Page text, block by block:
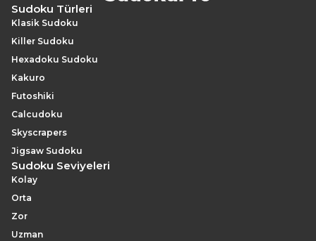
Sudoku Türleri
Klasik Sudoku
Killer Sudoku
Hexadoku Sudoku
Kakuro
Futoshiki
Calcudoku
Skyscrapers
Jigsaw Sudoku
Sudoku Seviyeleri
Kolay
Orta
Zor
Uzman